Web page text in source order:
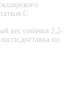
вес собачки 2,2-
по